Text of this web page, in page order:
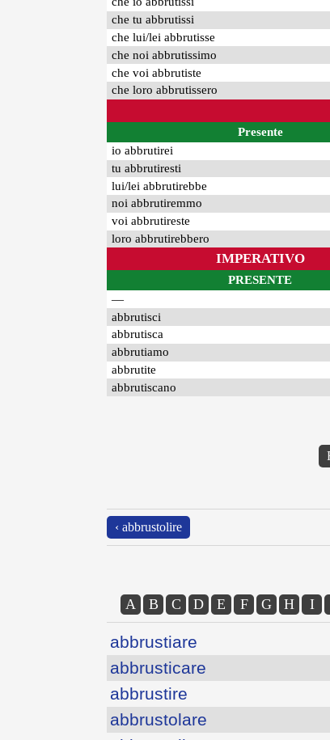
che tu abbrutissi
che lui/lei abbrutisse
che noi abbrutissimo
che voi abbrutiste
che loro abbrutissero
Presente
io abbrutirei
tu abbrutiresti
lui/lei abbrutirebbe
noi abbrutiremmo
voi abbrutireste
loro abbrutirebbero
IMPERATIVO
PRESENTE
—
abbrutisci
abbrutisca
abbrutiamo
abbrutite
abbrutiscano
‹ abbrustolire
A B C D E F G H I
abbrustiare
abbrusticare
abbrustire
abbrustolare